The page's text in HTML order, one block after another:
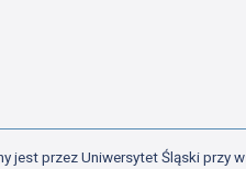
jest przez Uniwersytet Śląski przy